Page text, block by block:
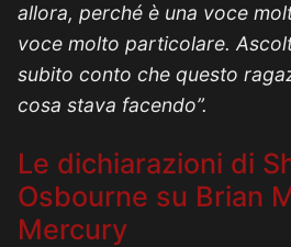
allora, perché è una voce
voce molto particolare.
subito conto che questo
cosa stava facendo”.
Le dichiarazioni di
Osbourne su Brian
Mercury